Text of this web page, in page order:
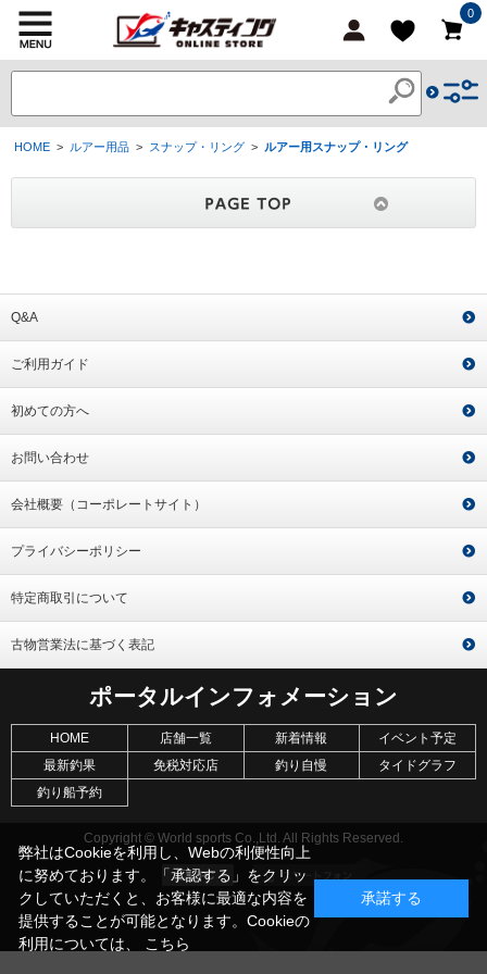
0
HOME > ルアー用品 > スナップ・リング > ルアー用スナップ・リング
Q&A
ご利用ガイド
初めての方へ
お問い合わせ
会社概要（コーポレートサイト）
プライバシーポリシー
特定商取引について
古物営業法に基づく表記
ポータルインフォメーション
HOME 店舗一覧 新着情報
イベント予定
最新釣果
免税対応店 釣り自慢
タイドグラフ
釣り船予約
Copyright © World sports Co.,Ltd. All Rights Reserved.
弊社はCookieを利用し、Webの利便性向上
に努めております。「承認する」をクリッ
クしていただくと、お客様に最適な内容を
提供することが可能となります。Cookieの
利用については、 こちら
承諾する